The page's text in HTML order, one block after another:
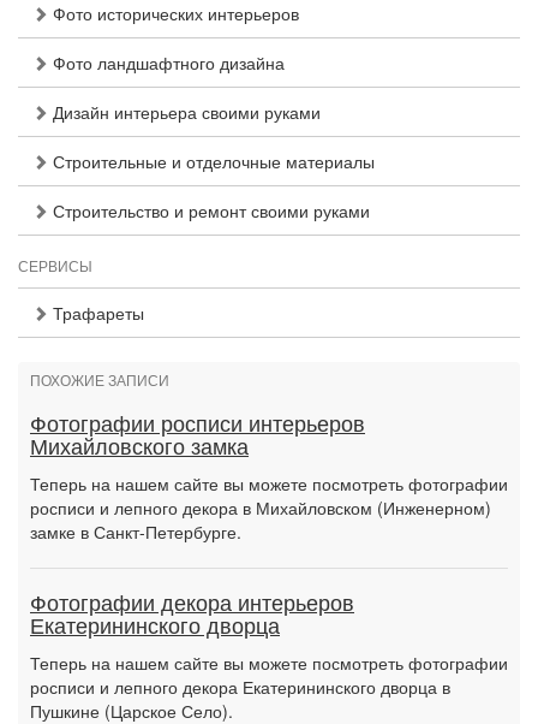
Фото исторических интерьеров
Фото ландшафтного дизайна
Дизайн интерьера своими руками
Строительные и отделочные материалы
Строительство и ремонт своими руками
СЕРВИСЫ
Трафареты
ПОХОЖИЕ ЗАПИСИ
Фотографии росписи интерьеров
Михайловского замка
Теперь на нашем сайте вы можете посмотреть фотографии
росписи и лепного декора в Михайловском (Инженерном)
замке в Санкт-Петербурге.
Фотографии декора интерьеров
Екатерининского дворца
Теперь на нашем сайте вы можете посмотреть фотографии
росписи и лепного декора Екатерининского дворца в
Пушкине (Царское Село).